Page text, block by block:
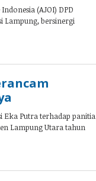
(AJOI) DPD
Lampung, bersinergi
Eka Putra terhadap panitia
Lampung Utara tahun